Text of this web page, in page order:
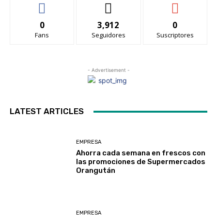
0
Fans
3,912
Seguidores
0
Suscriptores
- Advertisement -
LATEST ARTICLES
EMPRESA
Ahorra cada semana en frescos con
las promociones de Supermercados
Orangután
EMPRESA